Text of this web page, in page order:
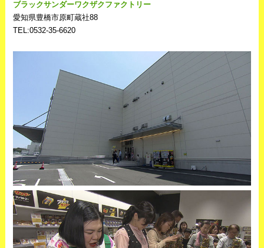
ブラックサンダーワクザクファクトリー
愛知県豊橋市原町蔵社88
TEL:0532‐35‐6620